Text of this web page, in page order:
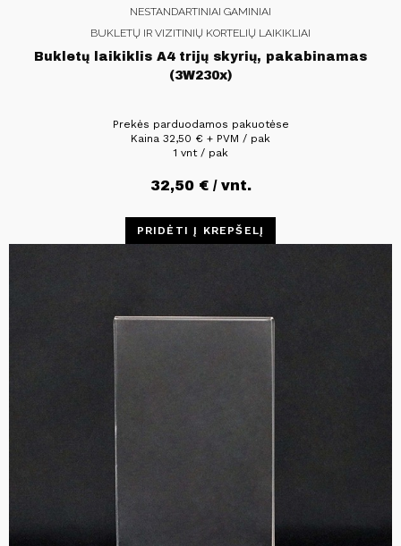
NESTANDARTINIAI GAMINIAI
BUKLETŲ IR VIZITINIŲ KORTELIŲ LAIKIKLIAI
Bukletų laikiklis A4 trijų skyrių, pakabinamas
(3W230x)
Prekės parduodamos pakuotėse
Kaina 32,50 € + PVM / pak
1 vnt / pak
32,50 €/ vnt.
PRIDĖTI Į KREPŠELĮ